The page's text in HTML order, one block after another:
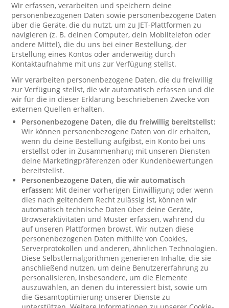
Wir erfassen, verarbeiten und speichern deine
personenbezogenen Daten sowie personenbezogene Daten
über die Geräte, die du nutzt, um zu JET-Plattformen zu
navigieren (z. B. deinen Computer, dein Mobiltelefon oder
andere Mittel), die du uns bei einer Bestellung, der
Erstellung eines Kontos oder anderweitig durch
Kontaktaufnahme mit uns zur Verfügung stellst.
Wir verarbeiten personenbezogene Daten, die du freiwillig
zur Verfügung stellst, die wir automatisch erfassen und die
wir für die in dieser Erklärung beschriebenen Zwecke von
externen Quellen erhalten.
Personenbezogene Daten, die du freiwillig bereitstellst:
Wir können personenbezogene Daten von dir erhalten,
wenn du deine Bestellung aufgibst, ein Konto bei uns
erstellst oder in Zusammenhang mit unseren Diensten
deine Marketingpräferenzen oder Kundenbewertungen
bereitstellst.
Personenbezogene Daten, die wir automatisch
erfassen: Mit deiner vorherigen Einwilligung oder wenn
dies nach geltendem Recht zulässig ist, können wir
automatisch technische Daten über deine Geräte,
Browseraktivitäten und Muster erfassen, während du
auf unseren Plattformen browst. Wir nutzen diese
personenbezogenen Daten mithilfe von Cookies,
Serverprotokollen und anderen, ähnlichen Technologien.
Diese Selbstlernalgorithmen generieren Inhalte, die sie
anschließend nutzen, um deine Benutzererfahrung zu
personalisieren, insbesondere, um die Elemente
auszuwählen, an denen du interessiert bist, sowie um
die Gesamtoptimierung unserer Dienste zu